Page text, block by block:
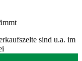
sind u.a. im